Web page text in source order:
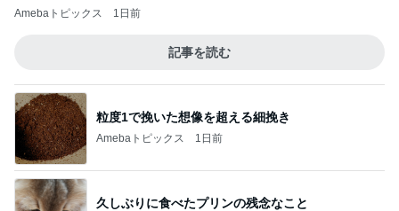
Amebaトピックス 1日前
記事を読む
粒度1で挽いた想像を超える細挽き
Amebaトピックス 1日前
久しぶりに食べたプリンの残念なこと